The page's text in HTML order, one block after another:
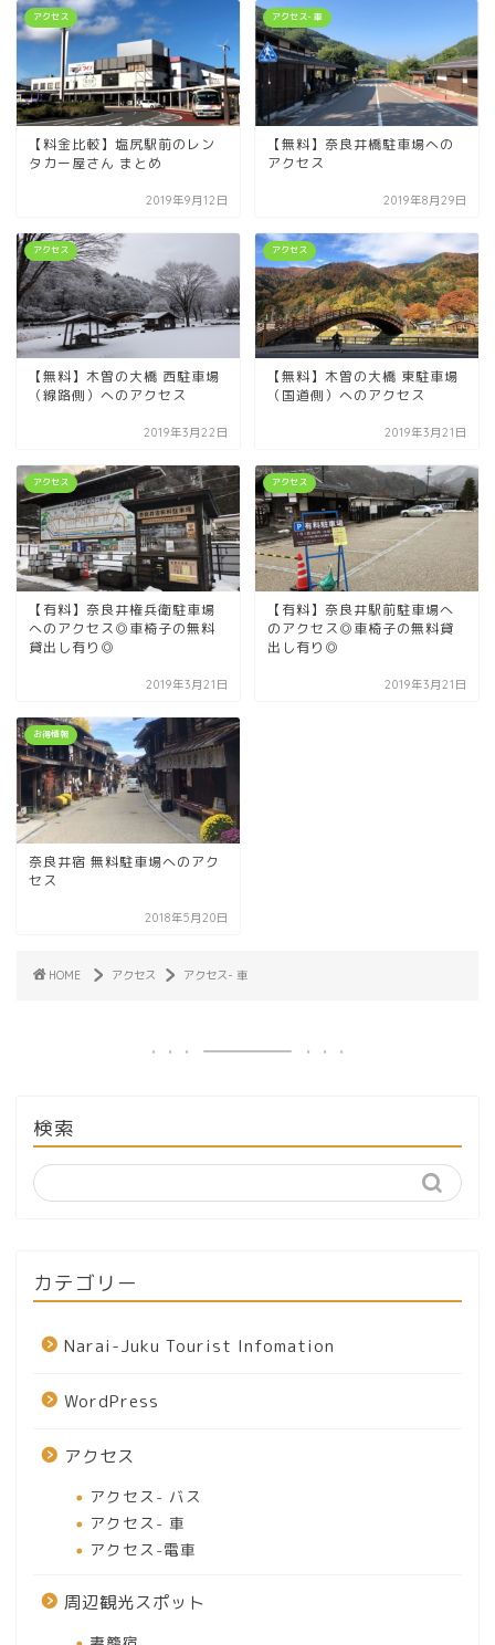
アクセス
【料金比較】塩尻駅前のレン
タカー屋さん まとめ
2019年9月12日
アクセス- 車
【無料】奈良井橋駐車場への
アクセス
2019年8月29日
アクセス
【無料】木曽の大橋 西駐車場
（線路側）へのアクセス
2019年3月22日
アクセス
【無料】木曽の大橋 東駐車場
（国道側）へのアクセス
2019年3月21日
アクセス
【有料】奈良井権兵衛駐車場
へのアクセス◎車椅子の無料
貸出し有り◎
2019年3月21日
アクセス
【有料】奈良井駅前駐車場へ
のアクセス◎車椅子の無料貸
出し有り◎
2019年3月21日
お得情報
奈良井宿 無料駐車場へのアク
セス
2018年5月20日
HOME アクセス アクセス- 車
検索
カテゴリー
Narai-Juku Tourist Infomation
WordPress
アクセス
アクセス- バス
アクセス- 車
アクセス-電車
周辺観光スポット